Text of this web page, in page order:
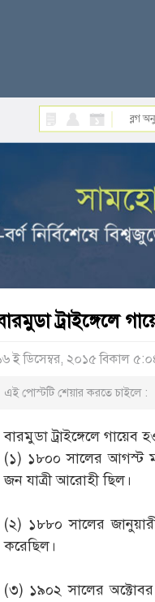
ট্রাইঙ্গেলে
ই ডিসেম্বর, ২০১৫ বিকাল
এই পোস্টটি শেয়ার করতে চাইলে :
বারমুডা ট্রাইঙ্গেলে গায়েব
(১) ১৮০০ সালের আগস্ট
জন যাত্রী আরোহী ছিল।
(২) ১৮৮০ সালের
করেছিল।
(৩) ১৯০২ সালের অক্টোবর